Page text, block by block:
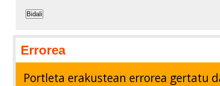
Bidali
Errorea
Portleta erakustean errorea gertatu